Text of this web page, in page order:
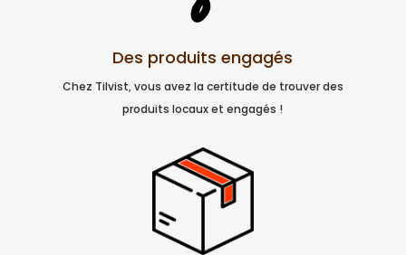
Des produits engagés
Chez Tilvist, vous avez la certitude de trouver des
produits locaux et engagés !